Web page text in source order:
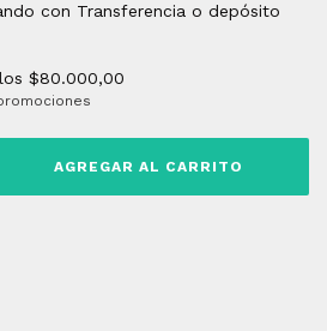
con Transferencia o depósito
$80.000,00